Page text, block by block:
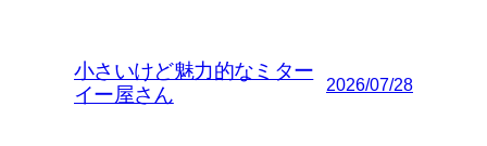
小さいけど魅力的なミター
イー屋さん
2026/07/28